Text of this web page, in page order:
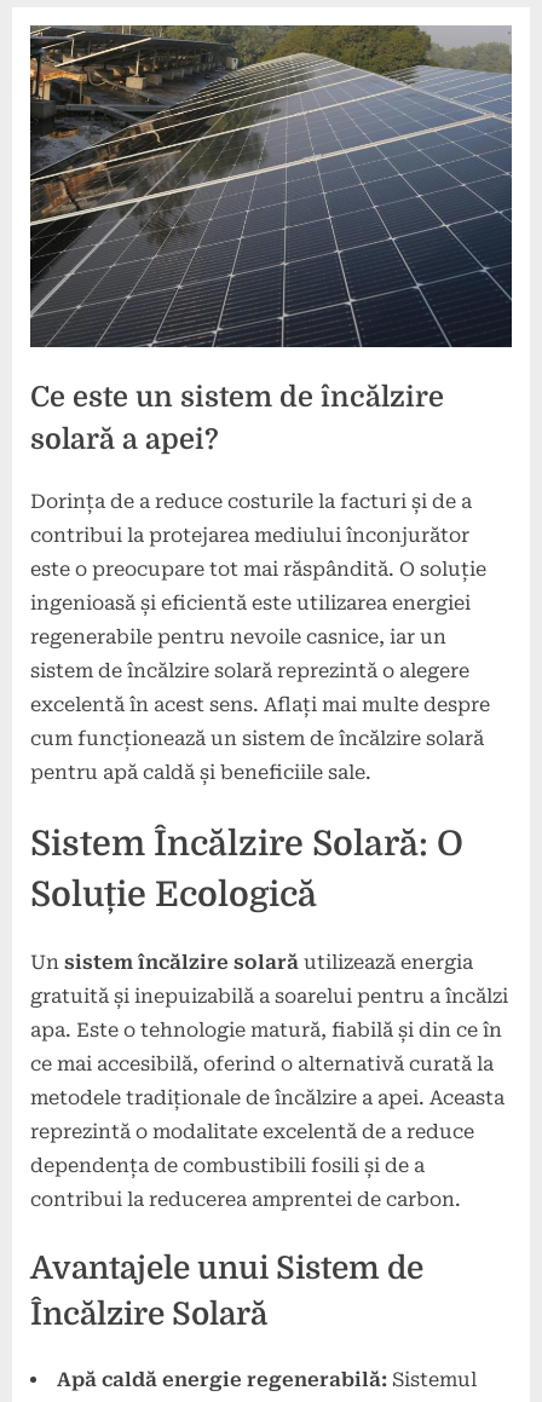
Ce este un sistem de încălzire
solară a apei?
Posted
on
3
martie
2025
By
press
Dorința de a reduce costurile la facturi și de a
contribui la protejarea mediului înconjurător
este o preocupare tot mai răspândită. O soluție
ingenioasă și eficientă este utilizarea energiei
regenerabile pentru nevoile casnice, iar un
sistem de încălzire solară reprezintă o alegere
excelentă în acest sens. Aflați mai multe despre
cum funcționează un sistem de încălzire solară
pentru apă caldă și beneficiile sale.
Sistem Încălzire Solară: O
Soluție Ecologică
Un sistem încălzire solară utilizează energia
gratuită și inepuizabilă a soarelui pentru a încălzi
apa. Este o tehnologie matură, fiabilă și din ce în
ce mai accesibilă, oferind o alternativă curată la
metodele tradiționale de încălzire a apei. Aceasta
reprezintă o modalitate excelentă de a reduce
dependența de combustibili fosili și de a
contribui la reducerea amprentei de carbon.
Avantajele unui Sistem de
Încălzire Solară
Apă caldă energie regenerabilă: Sistemul